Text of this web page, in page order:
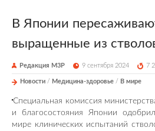
В Японии
выращенные из
Редакция М3Р 9 сентября 2024 7
Новости / Медицина-здоровье / В мире
Специальная комиссия
и благосостояния Японии
мире клинических испытаний